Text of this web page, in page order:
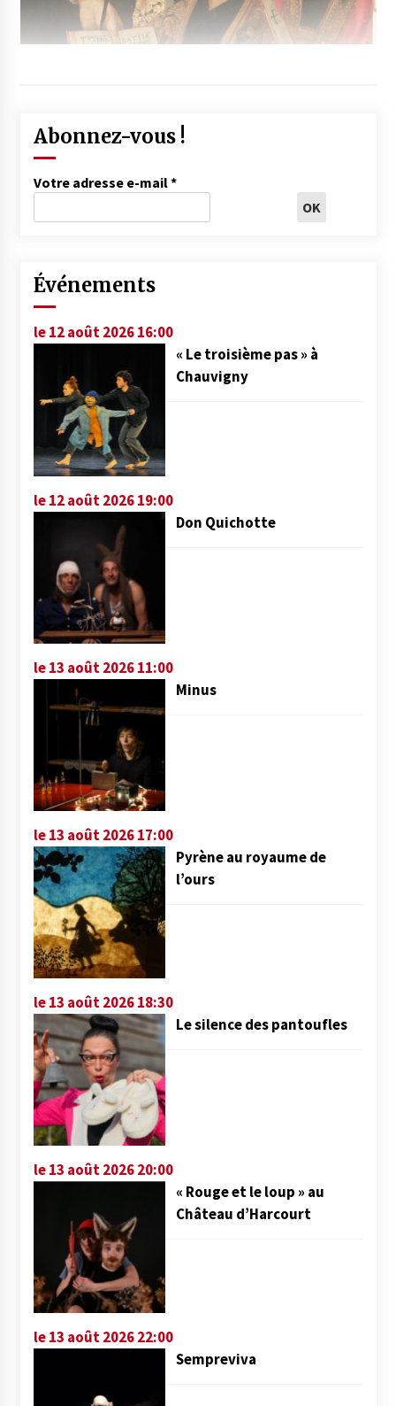
Abonnez-vous !
Votre adresse e-mail*
Événements
le 12 août 2026 16:00
« Le troisième pas » à
Chauvigny
le 12 août 2026 19:00
Don Quichotte
le 13 août 2026 11:00
Minus
le 13 août 2026 17:00
Pyrène au royaume de
l’ours
le 13 août 2026 18:30
Le silence des pantoufles
le 13 août 2026 20:00
« Rouge et le loup » au
Château d’Harcourt
le 13 août 2026 22:00
Sempreviva